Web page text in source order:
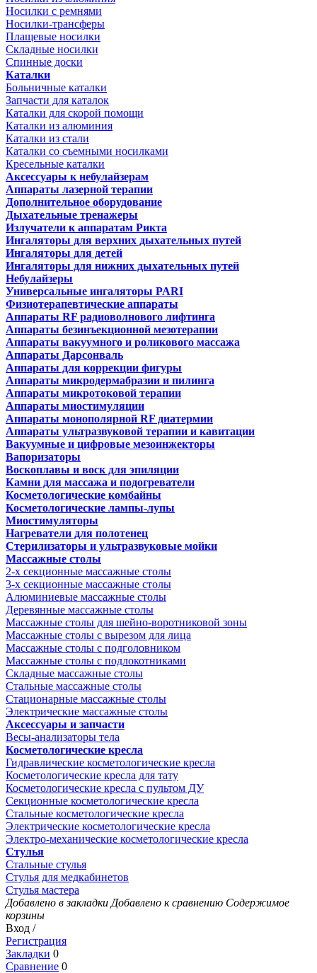
Носилки с ремнями
Носилки-трансферы
Плащевые носилки
Складные носилки
Спинные доски
Каталки
Больничные каталки
Запчасти для каталок
Каталки для скорой помощи
Каталки из алюминия
Каталки из стали
Каталки со съемными носилками
Кресельные каталки
Аксессуары к небулайзерам
Аппараты лазерной терапии
Дополнительное оборудование
Дыхательные тренажеры
Излучатели к аппаратам Рикта
Ингаляторы для верхних дыхательных путей
Ингаляторы для детей
Ингаляторы для нижних дыхательных путей
Небулайзеры
Универсальные ингаляторы PARI
Физиотерапевтические аппараты
Аппараты RF радиоволнового лифтинга
Аппараты безинъекционной мезотерапии
Аппараты вакуумного и роликового массажа
Аппараты Дарсонваль
Аппараты для коррекции фигуры
Аппараты микродермабразии и пилинга
Аппараты микротоковой терапии
Аппараты миостимуляции
Аппараты монополярной RF диатермии
Аппараты ультразвуковой терапии и кавитации
Вакуумные и цифровые мезоинжекторы
Вапоризаторы
Воскоплавы и воск для эпиляции
Камни для массажа и подогреватели
Косметологические комбайны
Косметологические лампы-лупы
Миостимуляторы
Нагреватели для полотенец
Стерилизаторы и ультразвуковые мойки
Массажные столы
2-х секционные массажные столы
3-х секционные массажные столы
Алюминиевые массажные столы
Деревянные массажные столы
Массажные столы для шейно-воротниковой зоны
Массажные столы с вырезом для лица
Массажные столы с подголовником
Массажные столы с подлокотниками
Складные массажные столы
Стальные массажные столы
Стационарные массажные столы
Электрические массажные столы
Аксессуары и запчасти
Весы-анализаторы тела
Косметологические кресла
Гидравлические косметологические кресла
Косметологические кресла для тату
Косметологические кресла с пультом ДУ
Секционные косметологические кресла
Стальные косметологические кресла
Электрические косметологические кресла
Электро-механические косметологические кресла
Стулья
Стальные стулья
Стулья для медкабинетов
Стулья мастера
Добавлено в закладки Добавлено к сравнению Содержимое
корзины
Вход /
Регистрация
Закладки 0
Сравнение 0